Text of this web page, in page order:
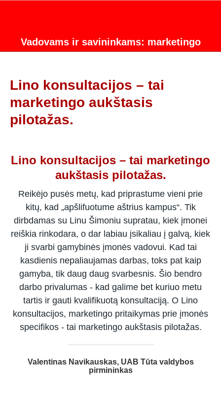
Vadovams ir savininkams: marketingo
Lino konsultacijos – tai
marketingo aukštasis
pilotažas.
Lino konsultacijos – tai marketingo
aukštasis pilotažas.
Reikėjo pusės metų, kad priprastume vieni prie
kitų, kad „apšlifuotume aštrius kampus“. Tik
dirbdamas su Linu Šimoniu supratau, kiek įmonei
reiškia rinkodara, o dar labiau įsikaliau į galvą, kiek
ji svarbi gamybinės įmonės vadovui. Kad tai
kasdienis nepaliaujamas darbas, toks pat kaip
gamyba, tik daug daug svarbesnis. Šio bendro
darbo privalumas - kad galime bet kuriuo metu
tartis ir gauti kvalifikuotą konsultaciją. O Lino
konsultacijos, marketingo pritaikymas prie įmonės
specifikos - tai marketingo aukštasis pilotažas.
Valentinas Navikauskas, UAB Tūta valdybos
pirmininkas